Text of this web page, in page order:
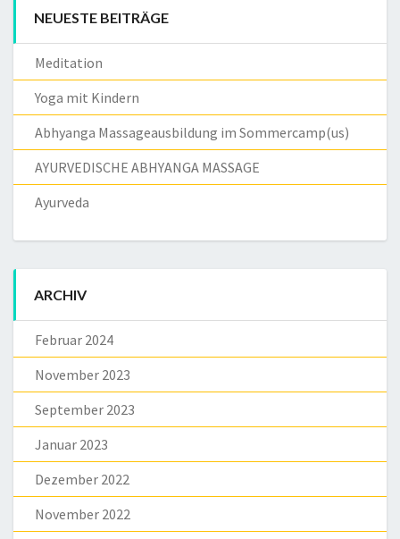
NEUESTE BEITRÄGE
Meditation
Yoga mit Kindern
Abhyanga Massageausbildung im Sommercamp(us)
AYURVEDISCHE ABHYANGA MASSAGE
Ayurveda
ARCHIV
Februar 2024
November 2023
September 2023
Januar 2023
Dezember 2022
November 2022